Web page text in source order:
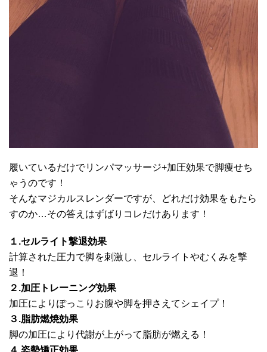
履いているだけでリンパマッサージ+加圧効果で脚痩せち
ゃうのです！
そんなマジカルスレンダーですが、どれだけ効果をもたら
すのか…その答えはずばりコレだけあります！
１.セルライト撃退効果
計算された圧力で脚を刺激し、セルライトやむくみを撃
退！
２.加圧トレーニング効果
加圧によりぽっこりお腹や脚を押さえてシェイプ！
３.脂肪燃焼効果
脚の加圧により代謝が上がって脂肪が燃える！
４.姿勢矯正効果